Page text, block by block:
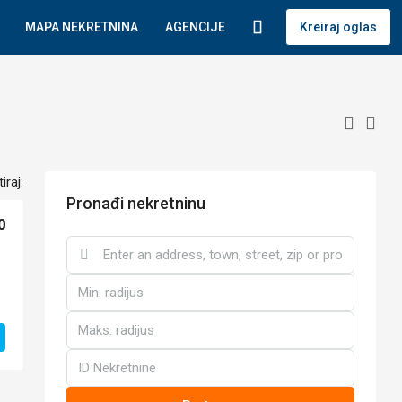
MAPA NEKRETNINA AGENCIJE Kreiraj oglas
Pronađi nekretninu